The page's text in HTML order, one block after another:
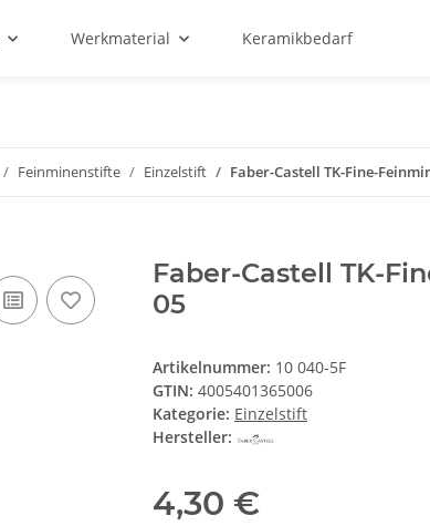
Werkmaterial Keramikbedarf
Feinminenstifte Einzelstift Faber-Castell TK-Fine-
Faber-Castell TK-
05
Artikelnummer: 10 040-5F
GTIN: 4005401365006
Kategorie: Einzelstift
Hersteller:
4,30 €